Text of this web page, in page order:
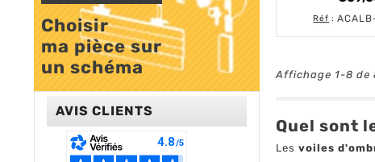
Choisir
ma pièce sur
un schéma
AVIS CLIENTS
Réf :
Affichage 1-8 de
Quel sont
Les voiles